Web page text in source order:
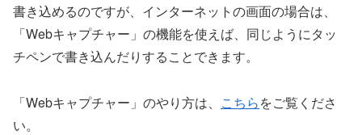
書き込めるのですが、インターネットの画面の場合は、
「Webキャプチャー」の機能を使えば、同じようにタッ
チペンで書き込んだりすることできます。
「Webキャプチャー」のやり方は、 こちらをご覧くださ
い。